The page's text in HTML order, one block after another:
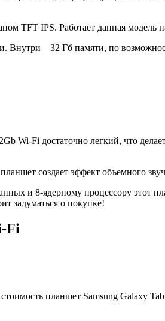
TFT IPS. Работает данная модель
– 32 Гб памяти, по
Wi-Fi достаточно легкий, что
создает эффект объемного
и 8-ядерному процессору этот
задуматься о покупке!
Fi
планшет Samsung Galaxy